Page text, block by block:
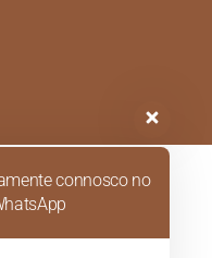
connosco no